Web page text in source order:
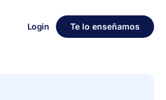
Login Te lo enseñamos